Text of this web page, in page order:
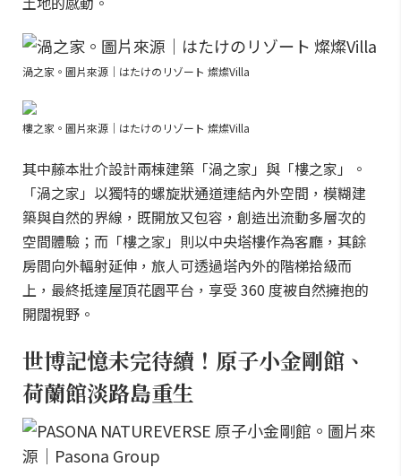
渦之家。圖片來源｜はたけのリゾート 燦燦Villa
樓之家。圖片來源｜はたけのリゾート 燦燦Villa
其中藤本壯介設計兩棟建築「渦之家」與「樓之家」。
「渦之家」以獨特的螺旋狀通道連結內外空間，模糊建
築與自然的界線，既開放又包容，創造出流動多層次的
空間體驗；而「樓之家」則以中央塔樓作為客廳，其餘
房間向外輻射延伸，旅人可透過塔內外的階梯拾級而
上，最終抵達屋頂花園平台，享受 360 度被自然擁抱的
開闊視野。
世博記憶未完待續！原子小金剛館、
荷蘭館淡路島重生